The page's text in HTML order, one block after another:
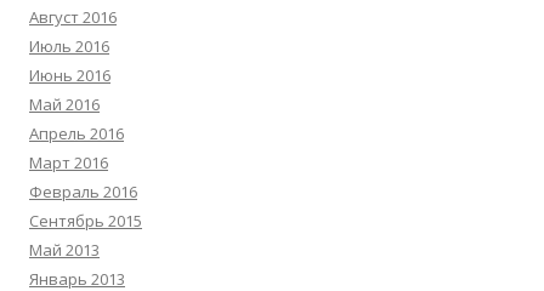
Август 2016
Июль 2016
Июнь 2016
Май 2016
Апрель 2016
Март 2016
Февраль 2016
Сентябрь 2015
Май 2013
Январь 2013